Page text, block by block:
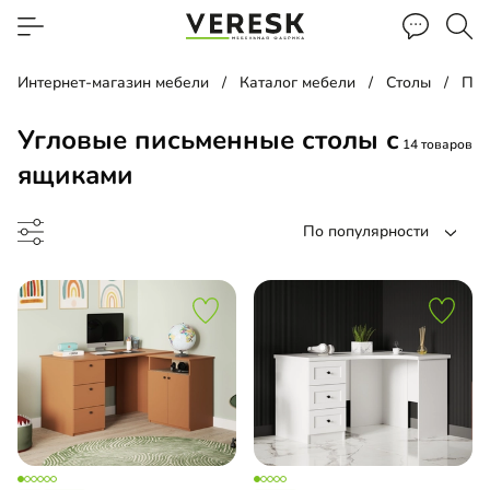
Интернет-магазин мебели Каталог мебели Столы
Угловые письменные столы с
ящиками
14 товаров
По популярности
стол
зона